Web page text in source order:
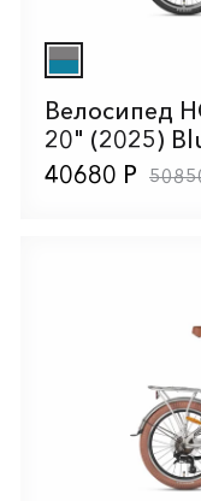
Велосипед
20" (2025)
40680 Р